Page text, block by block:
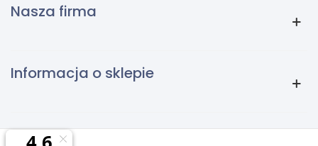
Nasza firma
Informacja o sklepie